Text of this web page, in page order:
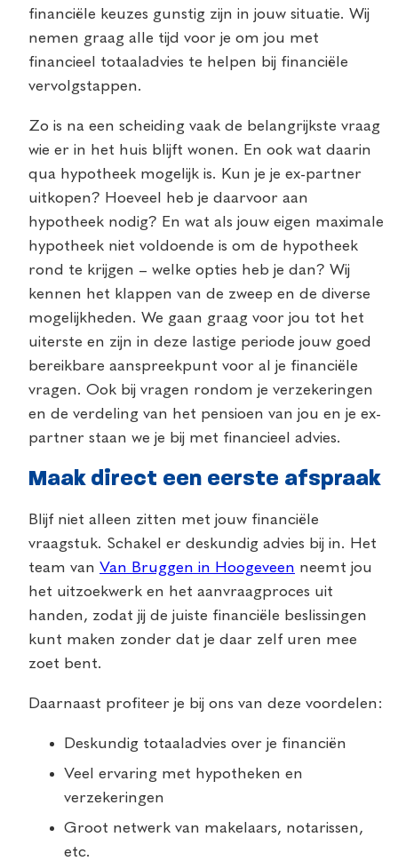
financiële keuzes gunstig zijn in jouw situatie. Wij
nemen graag alle tijd voor je om jou met
financieel totaaladvies te helpen bij financiële
vervolgstappen.
Zo is na een scheiding vaak de belangrijkste vraag
wie er in het huis blijft wonen. En ook wat daarin
qua hypotheek mogelijk is. Kun je je ex-partner
uitkopen? Hoeveel heb je daarvoor aan
hypotheek nodig? En wat als jouw eigen maximale
hypotheek niet voldoende is om de hypotheek
rond te krijgen – welke opties heb je dan? Wij
kennen het klappen van de zweep en de diverse
mogelijkheden. We gaan graag voor jou tot het
uiterste en zijn in deze lastige periode jouw goed
bereikbare aanspreekpunt voor al je financiële
vragen. Ook bij vragen rondom je verzekeringen
en de verdeling van het pensioen van jou en je ex-
partner staan we je bij met financieel advies.
Maak direct een eerste afspraak
Blijf niet alleen zitten met jouw financiële
vraagstuk. Schakel er deskundig advies bij in. Het
team van Van Bruggen in Hoogeveen neemt jou
het uitzoekwerk en het aanvraagproces uit
handen, zodat jij de juiste financiële beslissingen
kunt maken zonder dat je daar zelf uren mee
zoet bent.
Daarnaast profiteer je bij ons van deze voordelen:
Deskundig totaaladvies over je financiën
Veel ervaring met hypotheken en
verzekeringen
Groot netwerk van makelaars, notarissen,
etc.